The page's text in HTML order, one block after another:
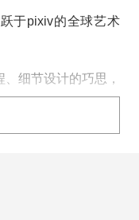
于pixiv的全球艺术
细节设计的巧思，
法！
老师与我们分享了近